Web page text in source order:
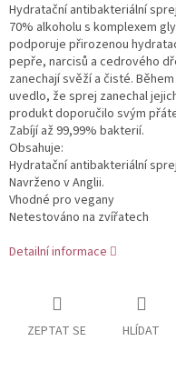
Hydratační antibakteriální
70% alkoholu s komplexem
podporuje přirozenou
pepře, narcisů a cedrového
zanechají svěží a čisté.
uvedlo, že sprej zanechal
produkt doporučilo svým
Zabíjí až 99,99% bakterií.
Obsahuje:
Hydratační antibakteriální
Navrženo v Anglii.
Vhodné pro vegany
Netestováno na zvířatech
Detailní informace
ZEPTAT SE HLÍDAT